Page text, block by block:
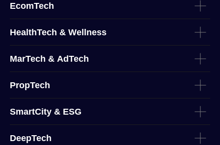
EcomTech
HealthTech & Wellness
MarTech & AdTech
PropTech
SmartCity & ESG
DeepTech